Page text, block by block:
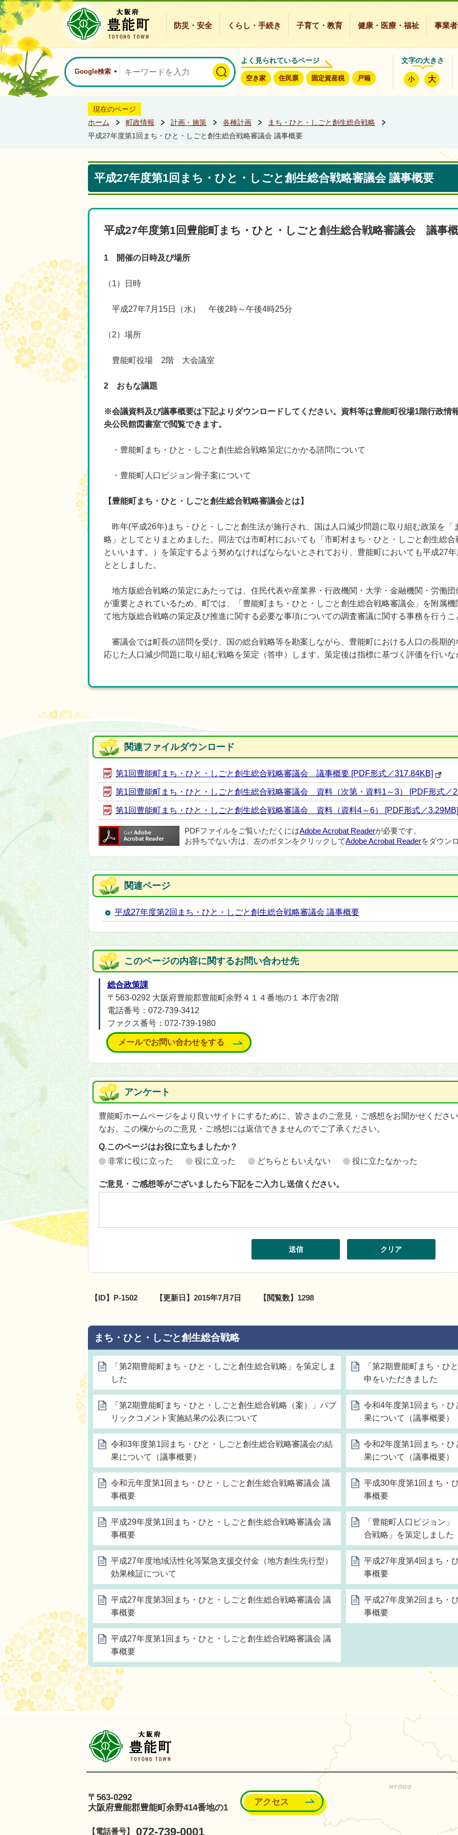
防災・安全 くらし・手続き 子育て・教育 健康・医療・福祉 事業
Google検索
よく見られているページ
空き家 住民票 固定資産税 戸籍
文字の大きさ
小 大
現在のページ
ホーム
町政情報 計画・施策 各種計画
まち・ひと・しごと創生総合戦略
平成27年度第1回まち・ひと・しごと創生総合戦略審議会 議事概要
平成27年度第1回まち・ひと・しごと創生総合戦略審議会 議事概要
平成27年度第1回豊能町まち・ひと・しごと創生総合戦略審議会 議事
1 開催の日時及び場所
（1）日時
平成27年7月15日（水） 午後2時～午後4時25分
（2）場所
豊能町役場 2階 大会議室
2 おもな議題
※会議資料及び議事概要は下記よりダウンロードしてください。 資料等は豊能町役場1階行政情
央公民館図書室で閲覧できます。
・豊能町まち・ひと・しごと創生総合戦略策定にかかる諮問について
・豊能町人口ビジョン骨子案について
【豊能町まち・ひと・しごと創生総合戦略審議会とは】
昨年(平成26年)まち・ひと・しごと創生法が施行され、国は人口減少問題に取り組む政策を「
略」としてとりまとめました。同法では市町村においても「市町村まち・ひと・しごと創生総
といいます。）を策定するよう努めなければならないとされており、豊能町においても平成27
ととしました。
地方版総合戦略の策定にあたっては、住民代表や産業界・行政機関・大学・金融機関・労働
が重要とされているため、町では、「豊能町まち・ひと・しごと創生総合戦略審議会」を附属
て地方版総合戦略の策定及び推進に関する必要な事項についての調査審議に関する事務を行う
審議会では町長の諮問を受け、国の総合戦略等を勘案しながら、豊能町における人口の長期
応じた人口減少問題に取り組む戦略を策定（答申）します。策定後は指標に基づく評価を行い
関連ファイルダウンロード
第1回豊能町まち・ひと・しごと創生総合戦略審議会 議事概要 [PDF形式／317.84KB]
第1回豊能町まち・ひと・しごと創生総合戦略審議会 資料（次第・資料1～3） [PDF形式／
第1回豊能町まち・ひと・しごと創生総合戦略審議会 資料（資料4～6） [PDF形式／3.29MB]
PDFファイルをご覧いただくにはAdobe Acrobat Readerが必要です。
お持ちでない方は、左のボタンをクリックしてAdobe Acrobat Readerをダウン
関連ページ
平成27年度第2回まち・ひと・しごと創生総合戦略審議会 議事概要
このページの内容に関するお問い合わせ先
総合政策課
〒563-0292 大阪府豊能郡豊能町余野４１４番地の１ 本庁舎2階
電話番号：072-739-3412
ファクス番号：072-739-1980
メールでお問い合わせをする
アンケート
豊能町ホームページをより良いサイトにするために、皆さまのご意見・ご感想をお聞かせくださ
なお、この欄からのご意見・ご感想には返信できませんのでご了承ください。
Q.このページはお役に立ちましたか？
非常に役に立った
役に立った どちらともいえない 役に立たなかった
ご意見・ご感想等がございましたら下記をご入力し送信ください。
【ID】 P-1502 【更新日】 2015年7月7日 【閲覧数】 1298
まち・ひと・しごと創生総合戦略
「第2期豊能町まち・ひと・しごと創生総合戦略」を策定しま
した
「第2期豊能町まち・ひ
申をいただきました
「第2期豊能町まち・ひと・しごと創生総合戦略（案）」パブ
リックコメント実施結果の公表について
令和4年度第1回まち・
果について（議事概要）
令和3年度第1回まち・ひと・しごと創生総合戦略審議会の結
果について（議事概要）
令和2年度第1回まち・
果について（議事概要）
令和元年度第1回まち・ひと・しごと創生総合戦略審議会 議
事概要
平成30年度第1回まち・
事概要
平成29年度第1回まち・ひと・しごと創生総合戦略審議会 議
事概要
「豊能町人口ビジョン
合戦略」を策定しました
平成27年度地域活性化等緊急支援交付金（地方創生先行型）
効果検証について
平成27年度第4回まち・
事概要
平成27年度第3回まち・ひと・しごと創生総合戦略審議会 議
事概要
平成27年度第2回まち・
事概要
平成27年度第1回まち・ひと・しごと創生総合戦略審議会 議
事概要
〒563-0292
大阪府豊能郡豊能町余野414番地の1
アクセス
【電話番号】 072-739-0001